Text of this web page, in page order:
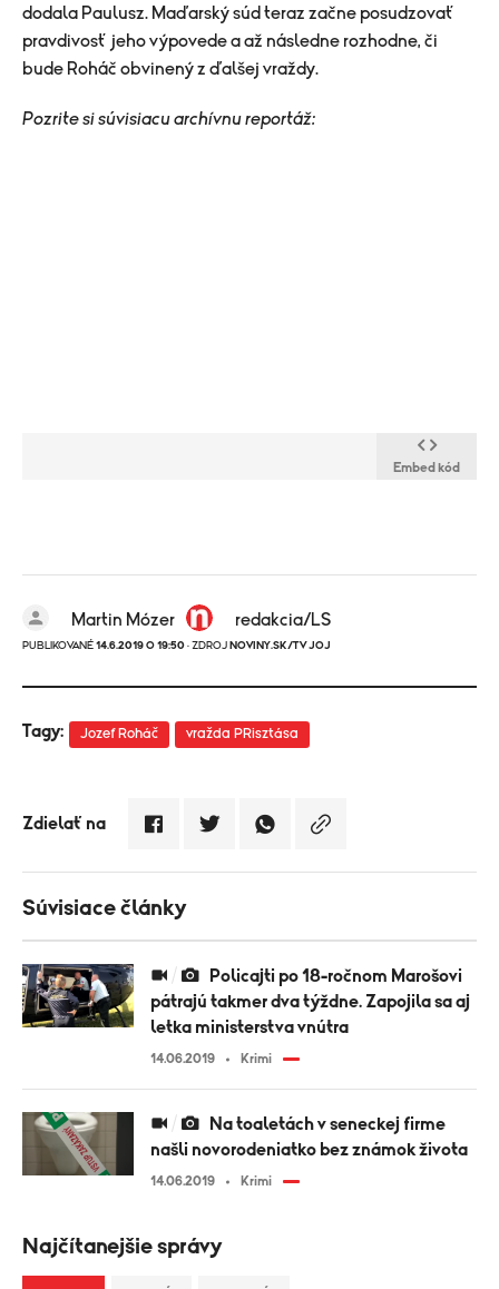
dodala Paulusz. Maďarský súd teraz začne posudzovať
pravdivosť jeho výpovede a až následne rozhodne, či
bude Roháč obvinený z ďalšej vraždy.
Pozrite si súvisiacu archívnu reportáž:
Embed kód
Martin Mózer redakcia/LS
PUBLIKOVANÉ 14.6.2019 O 19:50 · ZDROJ NOVINY.SK/TV JOJ
Tagy: Jozef Roháč vražda PRisztása
Zdielať na
Súvisiace články
pátrajú takmer dva týždne. Zapojila sa aj
letka ministerstva vnútra
14.06.2019 Krimi
našli novorodeniatko bez známok života
14.06.2019 Krimi
Najčítanejšie správy